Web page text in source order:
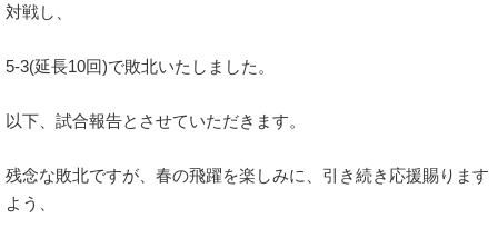
対戦し、
5-3(延長10回)で敗北いたしました。
以下、試合報告とさせていただきます。
残念な敗北ですが、春の飛躍を楽しみに、引き続き応援賜ります
よう、